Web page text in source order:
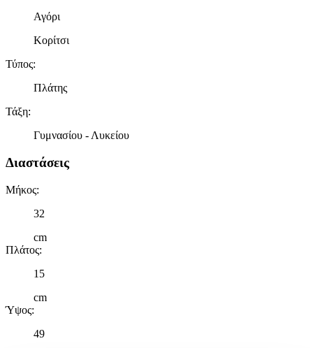
Αγόρι
Κορίτσι
Τύπος:
Πλάτης
Τάξη:
Γυμνασίου - Λυκείου
Διαστάσεις
Μήκος:
32
cm
Πλάτος:
15
cm
Ύψος:
49